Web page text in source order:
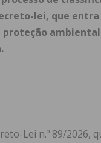
lei, que
Lei n.º 89/2026,